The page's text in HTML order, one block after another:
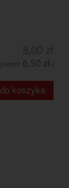
(netto: 6,50 zł )
do koszyka